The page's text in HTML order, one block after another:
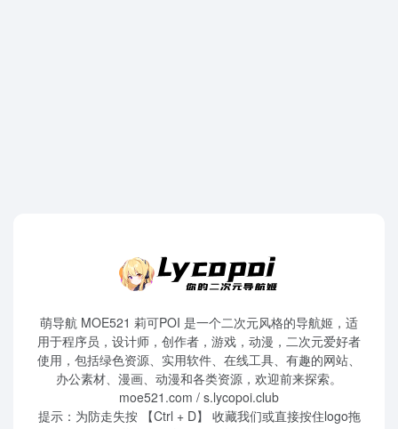
萌导航 MOE521 莉可POI 是一个二次元风格的导航姬，适
用于程序员，设计师，创作者，游戏，动漫，二次元爱好者
使用，包括绿色资源、实用软件、在线工具、有趣的网站、
办公素材、漫画、动漫和各类资源，欢迎前来探索。
moe521.com / s.lycopoi.club
提示：为防走失按 【Ctrl + D】 收藏我们或直接按住logo拖